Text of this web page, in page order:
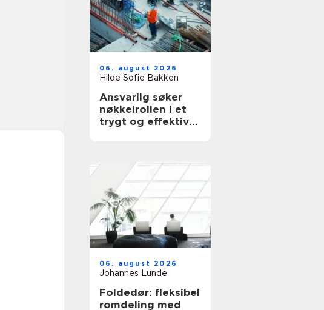
06. august 2026
Hilde Sofie Bakken
Ansvarlig søker
nøkkelrollen i et
trygt og effektivt
06. august 2026
Johannes Lunde
Foldedør: fleksibel
romdeling med